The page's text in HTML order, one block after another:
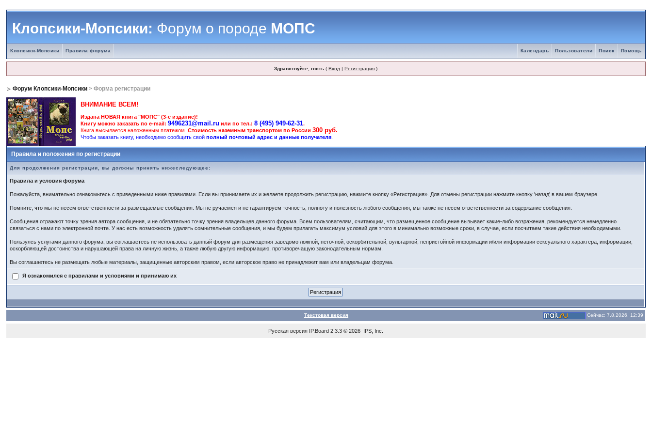
Клопсики-Мопсики:Форум о породеМОПС
Клопсики-Мопсики Правила форума Помощь
Поиск
Пользователи
Календарь
Здравствуйте, гость (Вход |Регистрация )
Форум Клопсики-Мопсики > Форма регистрации
ВНИМАНИЕ ВСЕМ!
Издана НОВАЯ книга "МОПС" (3-е издание)!
Книгу можно заказать по e-mail:9496231@mail.ru или по тел.:8 (495) 949-62-31.
Книга высылается наложенным платежом.Стоимость наземным транспортом по России300 руб.
Чтобы заказать книгу, необходимо сообщить свойполный почтовый адрес и данные получателя
Правила и положения по регистрации
Для продолжения регистрации, вы должны принять нижеследующее:
Правила и условия форума
Пожалуйста, внимательно ознакомьтесь с приведенными ниже правилами. Если вы принимаете их и желаете продолжить регистрацию, нажмите кнопку «Регистрация». Для отмены регистрации нажмите кнопку 'назад' в вашем браузере.
Помните, что мы не несем ответственности за размещаемые сообщения. Мы не ручаемся и не гарантируем точность, полноту и полезность любого сообщения, мы также не несем ответственности за содержание сообщения.
Сообщения отражают точку зрения автора сообщения, и не обязательно точку зрения владельцев данного форума. Всем пользователям, считающим, что размещенное сообщение вызывает какие-либо возражения, рекомендуется немедленно
связаться с нами по электронной почте. У нас есть возможность удалять сомнительные сообщения, и мы будем прилагать максимум условий для этого в минимально возможные сроки, в случае, если посчитаем такие действия необходимыми.
Пользуясь услугами данного форума, вы соглашаетесь не использовать данный форум для размещения заведомо ложной, неточной, оскорбительной, вульгарной, непристойной информации и/или информации сексуального характера, информации,
оскорбляющей достоинства и нарушающей права на личную жизнь, а также любую другую информацию, противоречащую законодательным нормам.
Вы соглашаетесь не размещать любые материалы, защищенные авторским правом, если авторское право не принадлежит вам или владельцам форума.
Я ознакомился с правилами и условиями и принимаю их
Текстовая версия Сейчас: 7.8.2026, 12:39
Русская версия IP.Board 2.3.3 © 2026 IPS, Inc